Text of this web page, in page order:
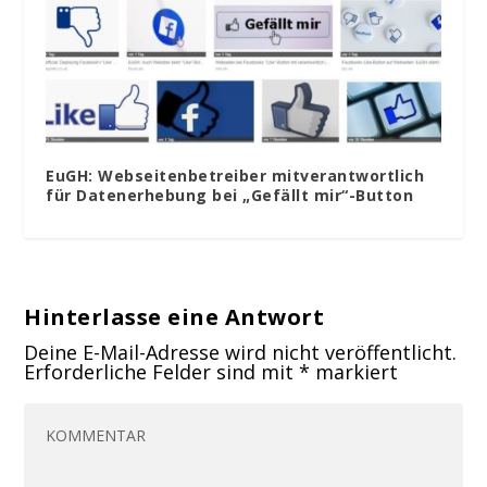
EuGH: Webseitenbetreiber mitverantwortlich
für Datenerhebung bei „Gefällt mir“-Button
Hinterlasse eine Antwort
Deine E-Mail-Adresse wird nicht veröffentlicht.
Erforderliche Felder sind mit* markiert